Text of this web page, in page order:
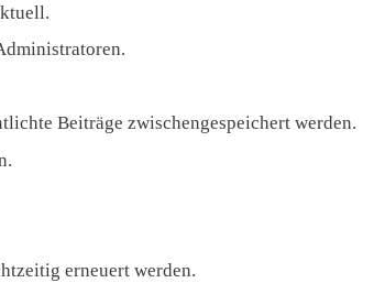
Beiträge zwischengespeichert werden.
erneuert werden.